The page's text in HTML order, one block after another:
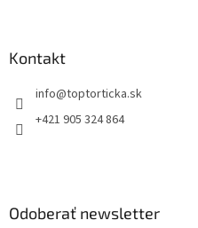
Kontakt
+421 905 324 864
Odoberať newsletter